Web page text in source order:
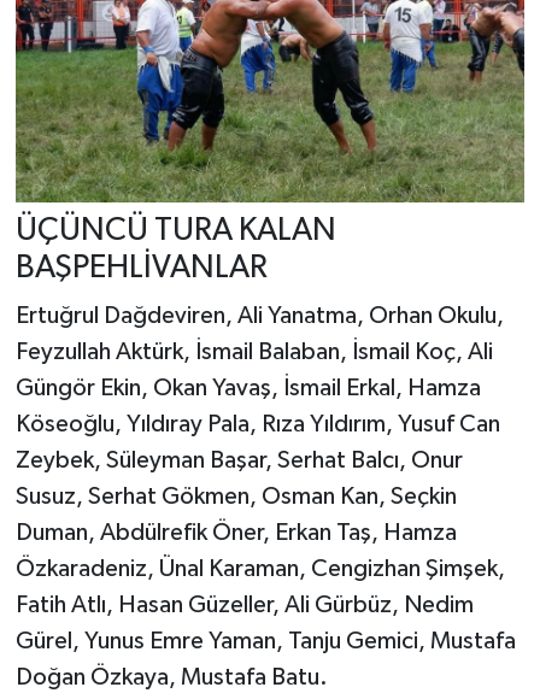
ÜÇÜNCÜ TURA KALAN
BAŞPEHLİVANLAR
Ertuğrul Dağdeviren, Ali Yanatma, Orhan Okulu,
Feyzullah Aktürk, İsmail Balaban, İsmail Koç, Ali
Güngör Ekin, Okan Yavaş, İsmail Erkal, Hamza
Köseoğlu, Yıldıray Pala, Rıza Yıldırım, Yusuf Can
Zeybek, Süleyman Başar, Serhat Balcı, Onur
Susuz, Serhat Gökmen, Osman Kan, Seçkin
Duman, Abdülrefik Öner, Erkan Taş, Hamza
Özkaradeniz, Ünal Karaman, Cengizhan Şimşek,
Fatih Atlı, Hasan Güzeller, Ali Gürbüz, Nedim
Gürel, Yunus Emre Yaman, Tanju Gemici, Mustafa
Doğan Özkaya, Mustafa Batu.